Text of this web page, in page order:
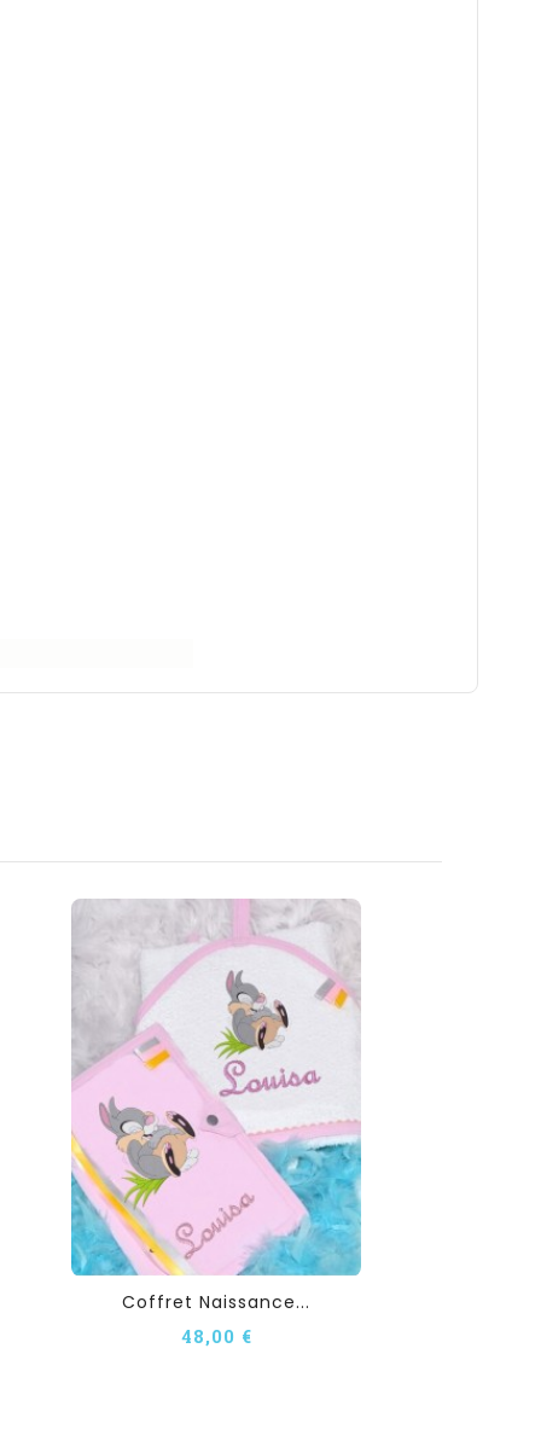
Coffret Naissance...
48,00 €